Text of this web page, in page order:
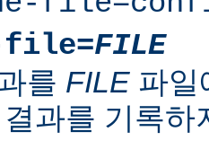
file=FILE
를 FILE 파일
과를 기록하